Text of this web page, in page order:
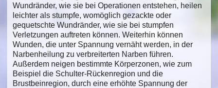
Wundränder, wie sie bei Operationen entstehen, heilen
leichter als stumpfe, womöglich gezackte oder
gequetschte Wundränder, wie sie bei stumpfen
Verletzungen auftreten können. Weiterhin können
Wunden, die unter Spannung vernäht werden, in der
Narbenheilung zu verbreiterten Narben führen.
Außerdem neigen bestimmte Körperzonen, wie zum
Beispiel die Schulter-Rückenregion und die
Brustbeinregion, durch eine erhöhte Spannung der